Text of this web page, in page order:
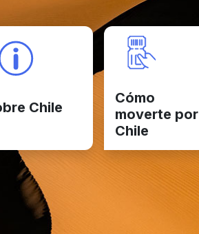
Chile
Cómo
moverte por
Chile